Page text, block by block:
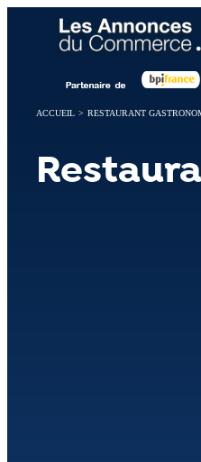
ACCUEIL > RESTAURANT
Panneau de gestion des